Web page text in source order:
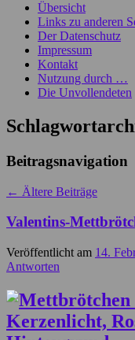
Übersicht
Links zu anderen
Der Datenschutz
Impressum
Kontakt
Nutzung durch …
Die Unvollendeten
Beitragsnavigation
← Ältere Beiträge
Valentins-
Veröffentlicht am 14.
Antworten